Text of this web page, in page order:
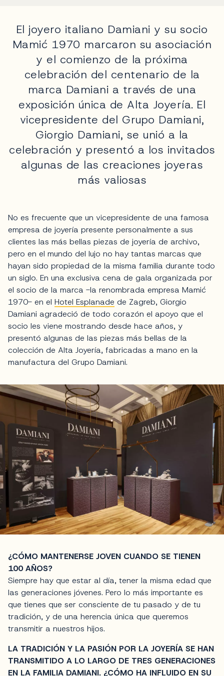
El joyero italiano Damiani y su socio
Mamić 1970 marcaron su asociación
y el comienzo de la próxima
celebración del centenario de la
marca Damiani a través de una
exposición única de Alta Joyería. El
vicepresidente del Grupo Damiani,
Giorgio Damiani, se unió a la
celebración y presentó a los invitados
algunas de las creaciones joyeras
más valiosas
No es frecuente que un vicepresidente de una famosa
empresa de joyería presente personalmente a sus
clientes las más bellas piezas de joyería de archivo,
pero en el mundo del lujo no hay tantas marcas que
hayan sido propiedad de la misma familia durante todo
un siglo. En una exclusiva cena de gala organizada por
el socio de la marca -la renombrada empresa Mamić
1970- en el Hotel Esplanade de Zagreb, Giorgio
Damiani agradeció de todo corazón el apoyo que el
socio les viene mostrando desde hace años, y
presentó algunas de las piezas más bellas de la
colección de Alta Joyería, fabricadas a mano en la
manufactura del Grupo Damiani.
¿CÓMO MANTENERSE JOVEN CUANDO SE TIENEN
100 AÑOS?
Siempre hay que estar al día, tener la misma edad que
las generaciones jóvenes. Pero lo más importante es
que tienes que ser consciente de tu pasado y de tu
tradición, y de una herencia única que queremos
transmitir a nuestros hijos.
LA TRADICIÓN Y LA PASIÓN POR LA JOYERÍA SE HAN
TRANSMITIDO A LO LARGO DE TRES GENERACIONES
EN LA FAMILIA DAMIANI. ¿CÓMO HA INFLUIDO EN SU